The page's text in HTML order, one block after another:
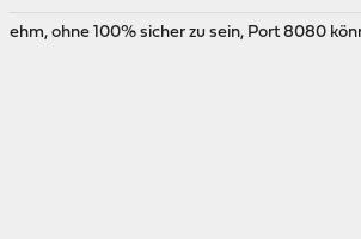
ehm, ohne 100% sicher zu sein, Port 8080